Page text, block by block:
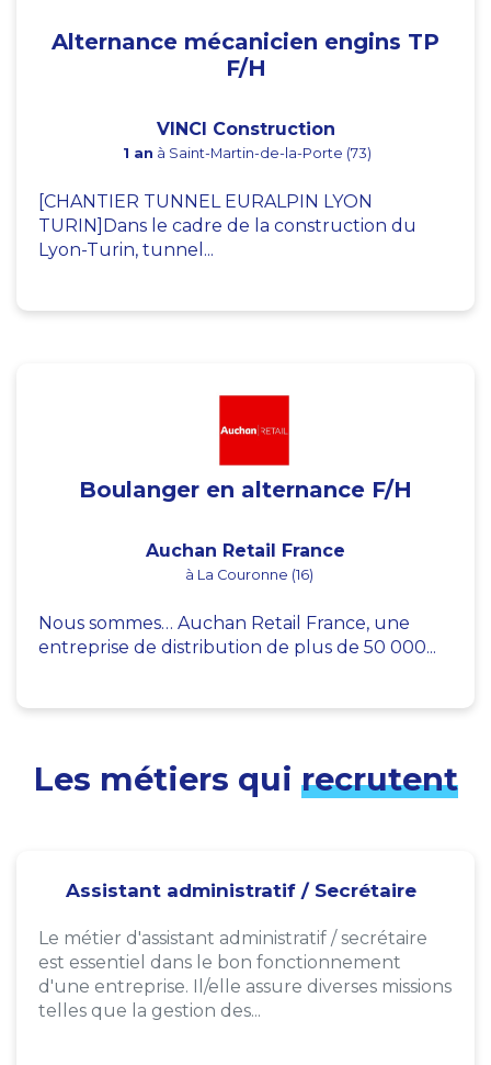
Alternance mécanicien engins TP
F/H
VINCI Construction
1 an à Saint-Martin-de-la-Porte (73)
[CHANTIER TUNNEL EURALPIN LYON
TURIN]Dans le cadre de la construction du
Lyon-Turin, tunnel...
Boulanger en alternance F/H
Auchan Retail France
à La Couronne (16)
Nous sommes… Auchan Retail France, une
entreprise de distribution de plus de 50 000...
Les métiers qui recrutent
Assistant administratif / Secrétaire
Le métier d'assistant administratif / secrétaire
est essentiel dans le bon fonctionnement
d'une entreprise. Il/elle assure diverses missions
telles que la gestion des...